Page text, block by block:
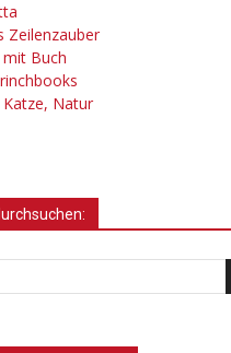
Zeilenzauber
mit Buch
Katze, Natur